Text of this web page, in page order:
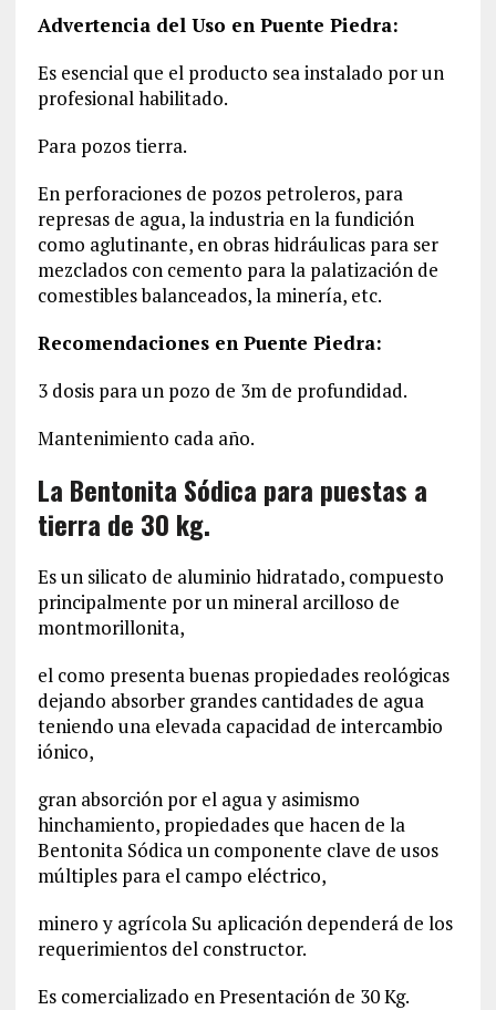
Advertencia del Uso en Puente Piedra:
Es esencial que el producto sea instalado por un
profesional habilitado.
Para pozos tierra.
En perforaciones de pozos petroleros, para
represas de agua, la industria en la fundición
como aglutinante, en obras hidráulicas para ser
mezclados con cemento para la palatización de
comestibles balanceados, la minería, etc.
Recomendaciones en Puente Piedra:
3 dosis para un pozo de 3m de profundidad.
Mantenimiento cada año.
La Bentonita Sódica para puestas a
tierra de 30 kg.
Es un silicato de aluminio hidratado, compuesto
principalmente por un mineral arcilloso de
montmorillonita,
el como presenta buenas propiedades reológicas
dejando absorber grandes cantidades de agua
teniendo una elevada capacidad de intercambio
iónico,
gran absorción por el agua y asimismo
hinchamiento, propiedades que hacen de la
Bentonita Sódica un componente clave de usos
múltiples para el campo eléctrico,
minero y agrícola Su aplicación dependerá de los
requerimientos del constructor.
Es comercializado en Presentación de 30 Kg.